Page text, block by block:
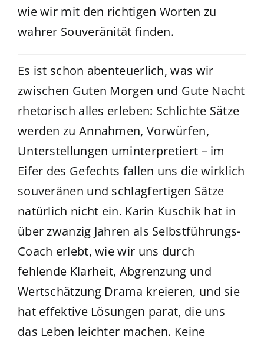
wie wir mit den richtigen Worten zu
wahrer Souveränität finden.
Es ist schon abenteuerlich, was wir
zwischen Guten Morgen und Gute Nacht
rhetorisch alles erleben: Schlichte Sätze
werden zu Annahmen, Vorwürfen,
Unterstellungen uminterpretiert – im
Eifer des Gefechts fallen uns die wirklich
souveränen und schlagfertigen Sätze
natürlich nicht ein. Karin Kuschik hat in
über zwanzig Jahren als Selbstführungs-
Coach erlebt, wie wir uns durch
fehlende Klarheit, Abgrenzung und
Wertschätzung Drama kreieren, und sie
hat effektive Lösungen parat, die uns
das Leben leichter machen. Keine